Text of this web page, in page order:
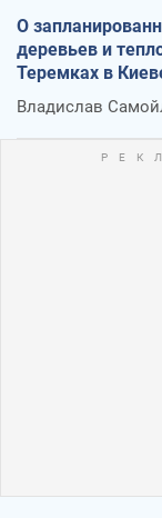
О
деревьев и
Теремках в
Владислав